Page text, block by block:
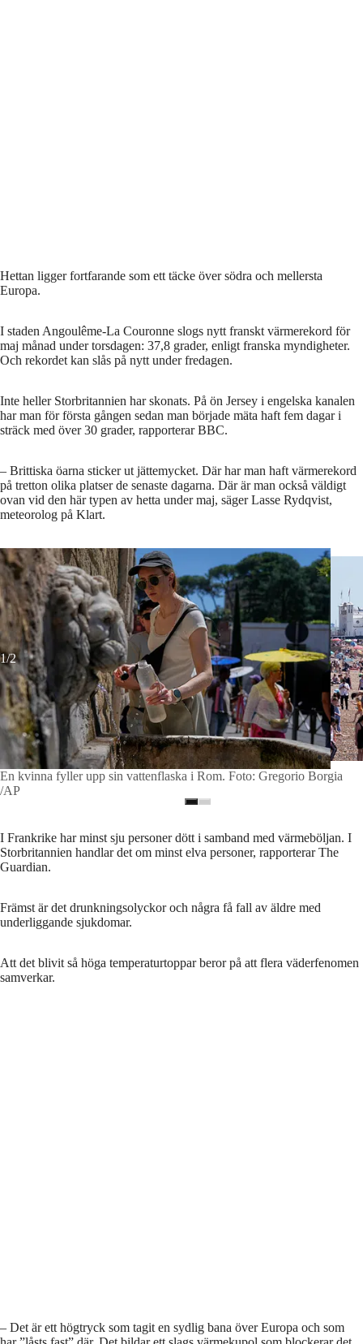
Hettan ligger fortfarande som ett täcke över södra och mellersta
Europa.
I staden Angoulême-La Couronne slogs nytt franskt värmerekord för
maj månad under torsdagen: 37,8 grader, enligt franska myndigheter.
Och rekordet kan slås på nytt under fredagen.
Inte heller Storbritannien har skonats. På ön Jersey i engelska kanalen
har man för första gången sedan man började mäta haft fem dagar i
sträck med över 30 grader, rapporterar BBC.
– Brittiska öarna sticker ut jättemycket. Där har man haft värmerekord
på tretton olika platser de senaste dagarna. Där är man också väldigt
ovan vid den här typen av hetta under maj, säger Lasse Rydqvist,
meteorolog på Klart.
1/2
En kvinna fyller upp sin vattenflaska i Rom. Foto: Gregorio Borgia /
En kvinna fyller upp sin vattenflaska i Rom. Foto: Gregorio Borgia
/AP
I Frankrike har minst sju personer dött i samband med värmeböljan. I
Storbritannien handlar det om minst elva personer, rapporterar The
Guardian.
Främst är det drunkningsolyckor och några få fall av äldre med
underliggande sjukdomar.
Att det blivit så höga temperaturtoppar beror på att flera väderfenomen
samverkar.
– Det är ett högtryck som tagit en sydlig bana över Europa och som